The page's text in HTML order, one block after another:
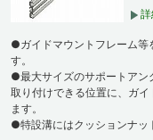
●ガイドマウントフレーム等
す。
●最大サイズのサポートアン
取り付けできる位置に、ガ
ます。
●特設溝にはクッションナッ